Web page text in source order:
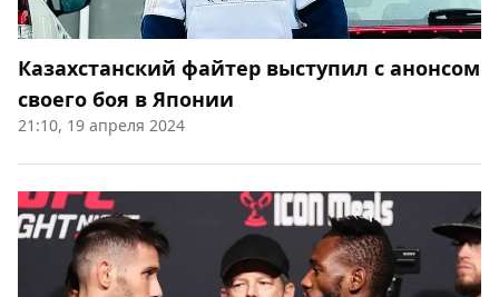
Казахстанский файтер выступил с анонсом
своего боя в Японии
21:10, 19 апреля 2024